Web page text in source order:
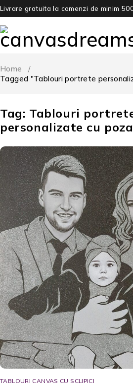
Livrare gratuita la comenzi de minim
Tag: Tablouri
personalizate cu
Home
/
Tagged "Tablouri portrete
TABLOURI CANVAS CU SCLIPICI